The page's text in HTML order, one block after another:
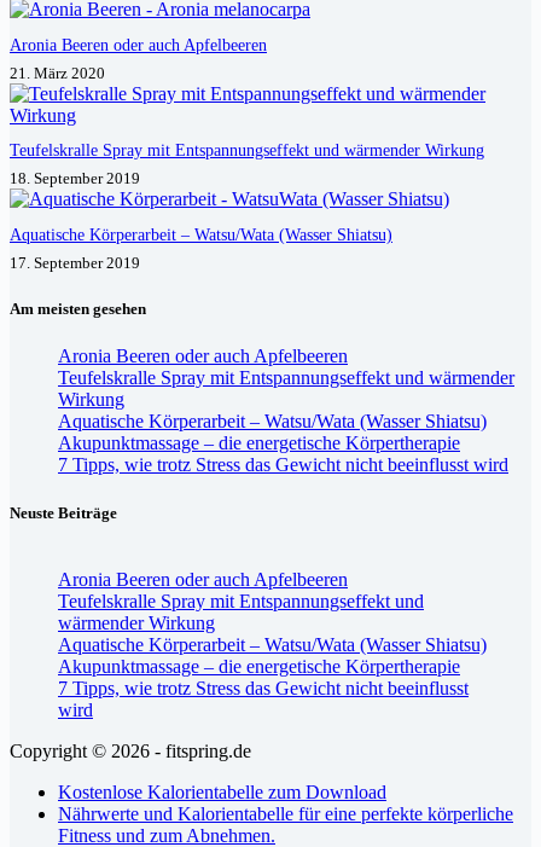
Aronia Beeren oder auch Apfelbeeren
21. März 2020
Teufelskralle Spray mit Entspannungseffekt und wärmender Wirkung
18. September 2019
Aquatische Körperarbeit – Watsu/Wata (Wasser Shiatsu)
17. September 2019
Am meisten gesehen
Aronia Beeren oder auch Apfelbeeren
Teufelskralle Spray mit Entspannungseffekt und wärmender
Wirkung
Aquatische Körperarbeit – Watsu/Wata (Wasser Shiatsu)
Akupunktmassage – die energetische Körpertherapie
7 Tipps, wie trotz Stress das Gewicht nicht beeinflusst wird
Neuste Beiträge
Aronia Beeren oder auch Apfelbeeren
Teufelskralle Spray mit Entspannungseffekt und
wärmender Wirkung
Aquatische Körperarbeit – Watsu/Wata (Wasser Shiatsu)
Akupunktmassage – die energetische Körpertherapie
7 Tipps, wie trotz Stress das Gewicht nicht beeinflusst
wird
Copyright © 2026 - fitspring.de
Kostenlose Kalorientabelle zum Download
Nährwerte und Kalorientabelle für eine perfekte körperliche
Fitness und zum Abnehmen.